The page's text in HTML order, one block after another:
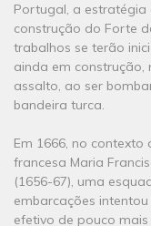
Portugal, a
construção do Forte
trabalhos se terão
ainda em construção,
assalto, ao ser
bandeira turca.
Em 1666, no
francesa Maria
(1656-67), uma
embarcações
efetivo de pouco